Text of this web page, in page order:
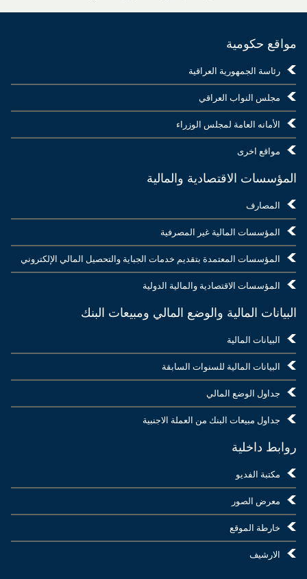
مواقع حكومية
رئاسة الجمهورية العراقية
مجلس النواب العراقي
الأمانه العامة لمجلس الوزراء
مواقع اخرى
المؤسسات الاقتصادية والمالية
المصارف
المؤسسات المالية غير المصرفية
المؤسسات المعتمدة بتقديم خدمات الجباية والتحصيل المالي الإلكتروني
المؤسسات الاقتصادية والمالية الدولية
البيانات المالية والوضع المالي ومبيعات البنك
البيانات المالية
البيانات المالية للسنوات السابقة
جداول الوضع المالي
جداول مبيعات البنك من العملة الاجنبية
روابط داخلية
مكتبة الفديو
معرض الصور
خارطة الموقع
الارشيف